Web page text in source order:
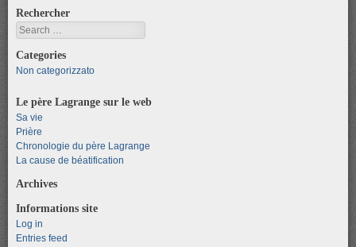
Rechercher
Search
Categories
Non categorizzato
Le père Lagrange sur le web
Sa vie
Prière
Chronologie du père Lagrange
La cause de béatification
Archives
Informations site
Log in
Entries feed